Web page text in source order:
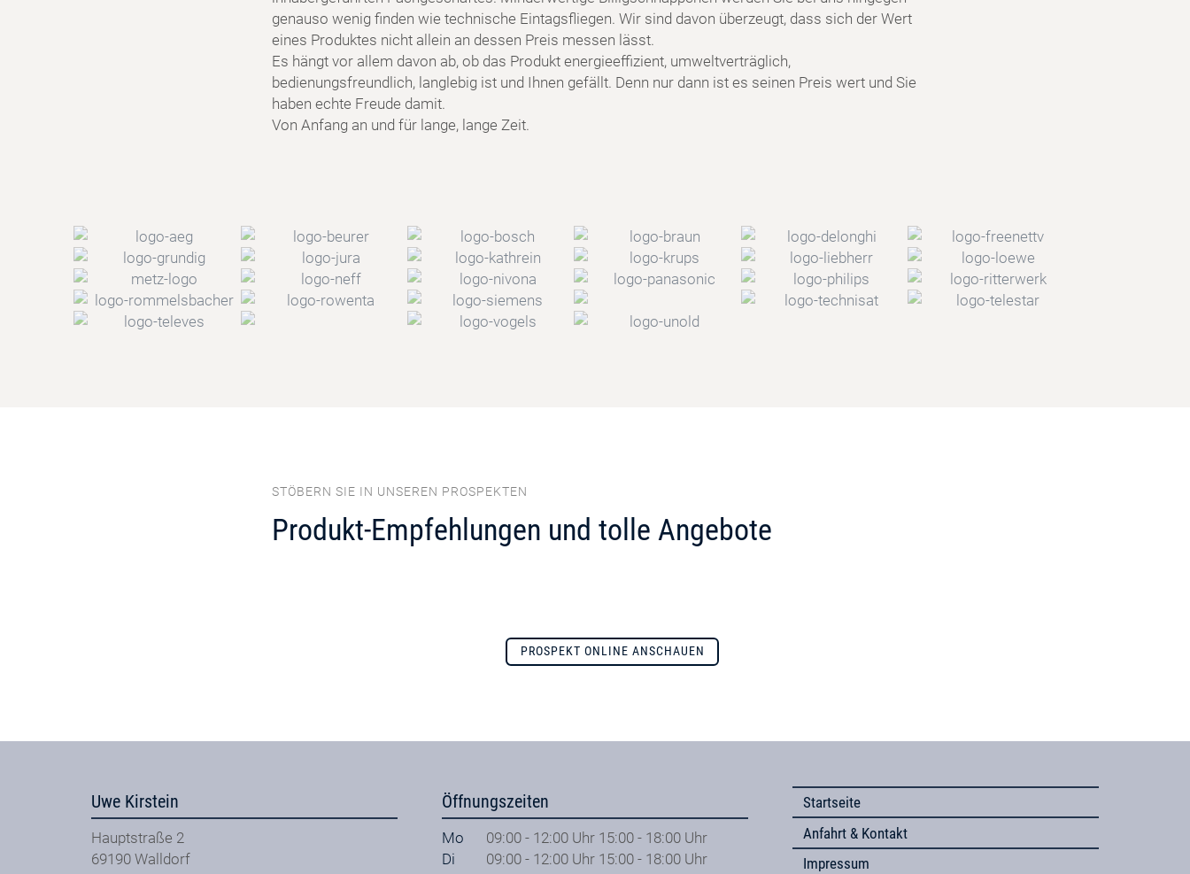
genauso wenig finden wie technische Eintagsfliegen. Wir sind davon überzeugt, dass sich der Wert
eines Produktes nicht allein an dessen Preis messen lässt.
Es hängt vor allem davon ab, ob das Produkt energieeffizient, umweltverträglich,
bedienungsfreundlich, langlebig ist und Ihnen gefällt. Denn nur dann ist es seinen Preis wert und Sie
haben echte Freude damit.
Von Anfang an und für lange, lange Zeit.
STÖBERN SIE IN UNSEREN PROSPEKTEN
Produkt-Empfehlungen und tolle Angebote
PROSPEKT ONLINE ANSCHAUEN
Uwe Kirstein
Hauptstraße 2
69190 Walldorf
Öffnungszeiten
Mo
09:00 - 12:00 Uhr 15:00 - 18:00 Uhr
Di
09:00 - 12:00 Uhr 15:00 - 18:00 Uhr
Startseite
Anfahrt & Kontakt
Impressum